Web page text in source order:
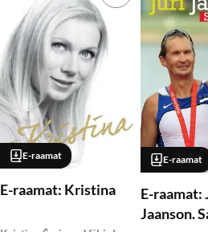
E-raamat
E-raamat: Kristina
E-raamat
E-raamat:
Jaanson.